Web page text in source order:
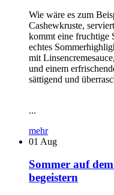
Wie wäre es zum
Cashewkruste,
kommt eine fruchtige
echtes
mit
und einem
sättigend und
...
mehr
01 Aug
Sommer auf
begeistern